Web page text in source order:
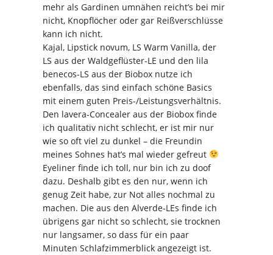
mehr als Gardinen umnähen reicht’s bei mir
nicht, Knopflöcher oder gar Reißverschlüsse
kann ich nicht.
Kajal, Lipstick novum, LS Warm Vanilla, der
LS aus der Waldgeflüster-LE und den lila
benecos-LS aus der Biobox nutze ich
ebenfalls, das sind einfach schöne Basics
mit einem guten Preis-/Leistungsverhältnis.
Den lavera-Concealer aus der Biobox finde
ich qualitativ nicht schlecht, er ist mir nur
wie so oft viel zu dunkel – die Freundin
meines Sohnes hat’s mal wieder gefreut
Eyeliner finde ich toll, nur bin ich zu doof
dazu. Deshalb gibt es den nur, wenn ich
genug Zeit habe, zur Not alles nochmal zu
machen. Die aus den Alverde-LEs finde ich
übrigens gar nicht so schlecht, sie trocknen
nur langsamer, so dass für ein paar
Minuten Schlafzimmerblick angezeigt ist.